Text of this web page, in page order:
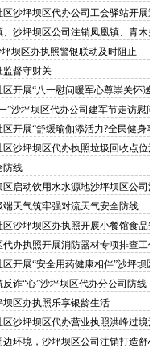
沙坪坝区代办公司工会驿站开展送
沙坪坝区公司注销凤凰镇、青木关
坝区办执照警银联动及时阻止
监督守财关
开展“八一慰问暖军心尊崇关怀送
照活动
”沙坪坝区代办公司建军节走访慰问
开展“舒缓瑜伽添活力?全民健身享
公司培训活动
沙坪坝区代办执照垃圾回收点位消
防线
启动饮用水水源地沙坪坝区公司注
众“水缸子”
天气筑牢强对流天气安全防线
沙坪坝区办执照开展小餐馆食品安
办执照开展消防器材专项排查工作
开展“安全用药健康相伴”沙坪坝区
座诈“心”沙坪坝区代办分公司防线
社区开展青少年暑期反诈宣传活动
区办执照乐享银龄生活
沙坪坝区代办营业执照洪峰过境河
环境，沙坪坝区公司注销打造舒心